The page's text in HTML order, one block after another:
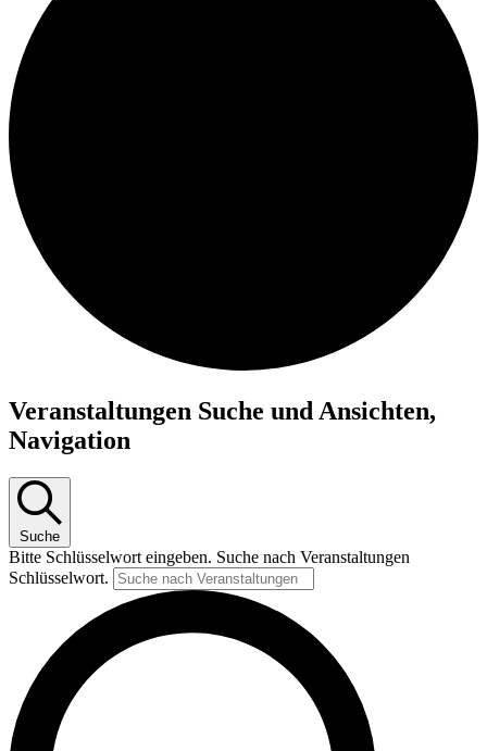
Veranstaltungen Suche und Ansichten,
Navigation
Suche
Bitte Schlüsselwort eingeben. Suche nach Veranstaltungen
Schlüsselwort.